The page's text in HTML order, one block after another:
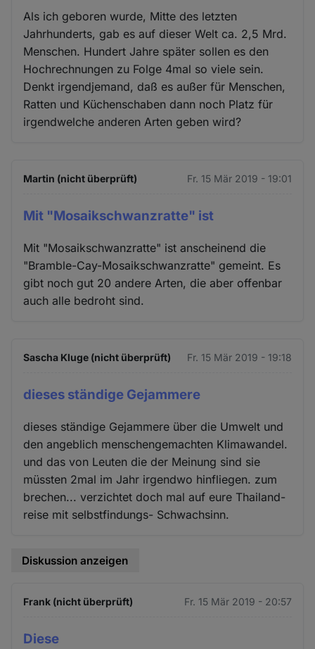
Als ich geboren wurde, Mitte des letzten
Jahrhunderts, gab es auf dieser Welt ca. 2,5 Mrd.
Menschen. Hundert Jahre später sollen es den
Hochrechnungen zu Folge 4mal so viele sein.
Denkt irgendjemand, daß es außer für Menschen,
Ratten und Küchenschaben dann noch Platz für
irgendwelche anderen Arten geben wird?
Martin (nicht überprüft) Fr. 15 Mär 2019 - 19:01
Mit "Mosaikschwanzratte" ist
Mit "Mosaikschwanzratte" ist anscheinend die
"Bramble-Cay-Mosaikschwanzratte" gemeint. Es
gibt noch gut 20 andere Arten, die aber offenbar
auch alle bedroht sind.
Sascha Kluge (nicht überprüft) Fr. 15 Mär 2019 - 19:18
dieses ständige Gejammere
dieses ständige Gejammere über die Umwelt und
den angeblich menschengemachten Klimawandel.
und das von Leuten die der Meinung sind sie
müssten 2mal im Jahr irgendwo hinfliegen. zum
brechen... verzichtet doch mal auf eure Thailand-
reise mit selbstfindungs- Schwachsinn.
Diskussion anzeigen
Frank (nicht überprüft) Fr. 15 Mär 2019 - 20:57
Diese